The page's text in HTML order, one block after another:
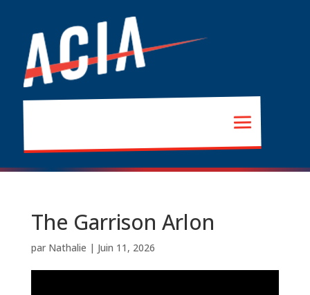
The Garrison Arlon
par Nathalie | Juin 11, 2026